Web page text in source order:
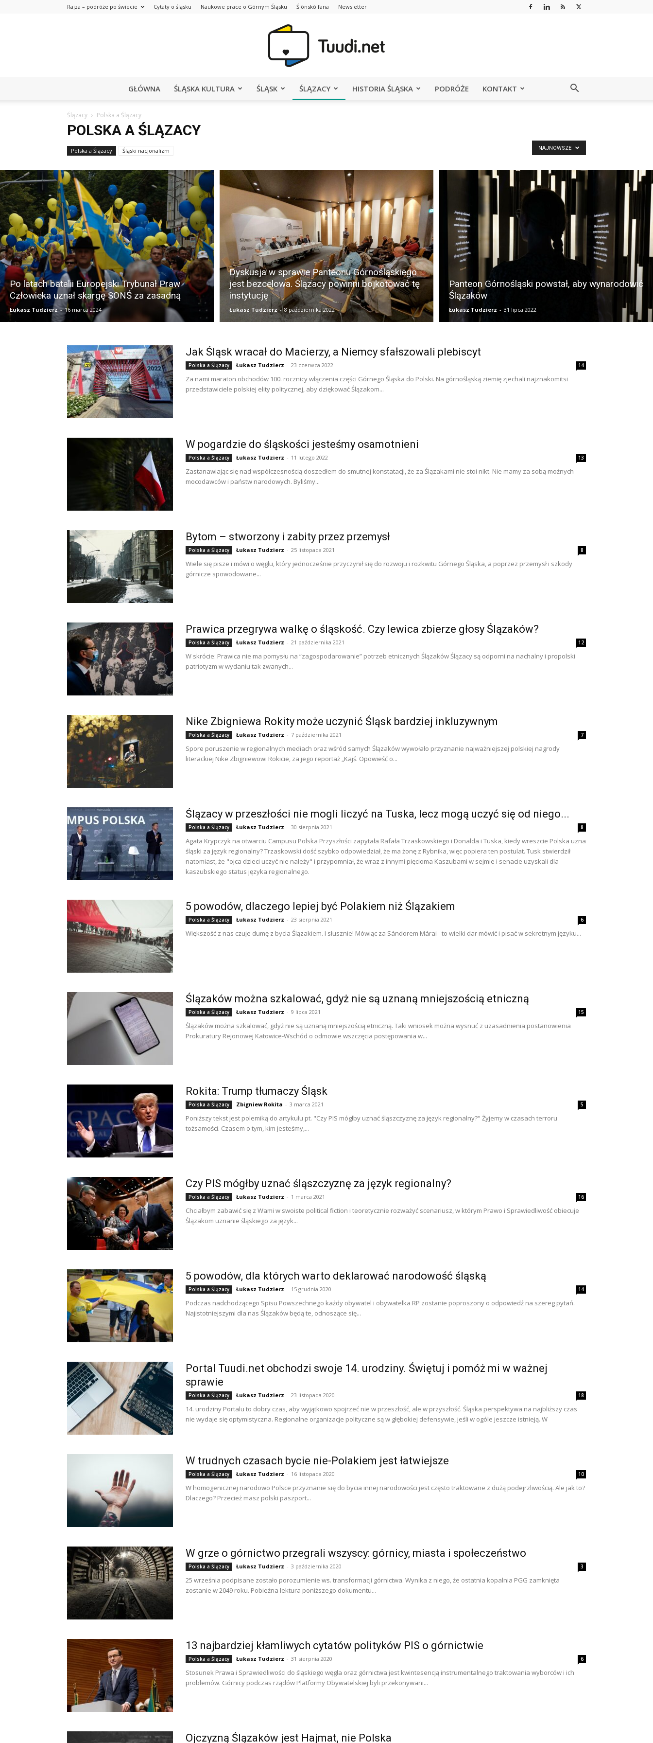
Rajza – podróże po świecie Cytaty o śląsku Naukowe prace o Górnym Śląsku Ślōnskŏ fana Newsletter
Portal
GŁÓWNA ŚLĄSKA KULTURA ŚLĄSK ŚLĄZACY HISTORIA ŚLĄSKA PODRÓŻE KONTAKT
Ślązacy Polska a Ślązacy
POLSKA A ŚLĄZACY
Polska a Ślązacy Śląski nacjonalizm NAJNOWSZE
Po latach batalii Europejski Trybunał Praw
Człowieka uznał skargę SONŚ za zasadną
Łukasz Tudzierz - 16 marca 2024
Dyskusja w sprawie Panteonu Górnośląskiego
jest bezcelowa. Ślązacy powinni bojkotować tę
instytucję
Łukasz Tudzierz - 8 października 2022
Panteon Górnośląski powstał, aby wynarodowić
Ślązaków
Łukasz Tudzierz - 31 lipca 2022
Jak Śląsk wracał do Macierzy, a Niemcy sfałszowali plebiscyt
Polska a Ślązacy Łukasz Tudzierz - 23 czerwca 2022 14
Za nami maraton obchodów 100. rocznicy włączenia części Górnego Śląska do Polski. Na górnośląską ziemię zjechali najznakomitsi
przedstawiciele polskiej elity politycznej, aby dziękować Ślązakom...
W pogardzie do śląskości jesteśmy osamotnieni
Polska a Ślązacy Łukasz Tudzierz - 11 lutego 2022 13
Zastanawiając się nad współczesnością doszedłem do smutnej konstatacji, że za Ślązakami nie stoi nikt. Nie mamy za sobą możnych
mocodawców i państw narodowych. Byliśmy...
Bytom – stworzony i zabity przez przemysł
Polska a Ślązacy Łukasz Tudzierz - 25 listopada 2021 8
Wiele się pisze i mówi o węglu, który jednocześnie przyczynił się do rozwoju i rozkwitu Górnego Śląska, a poprzez przemysł i szkody
górnicze spowodowane...
Prawica przegrywa walkę o śląskość. Czy lewica zbierze głosy Ślązaków?
Polska a Ślązacy Łukasz Tudzierz - 21 października 2021 12
W skrócie: Prawica nie ma pomysłu na “zagospodarowanie” potrzeb etnicznych Ślązaków Ślązacy są odporni na nachalny i propolski
patriotyzm w wydaniu tak zwanych...
Nike Zbigniewa Rokity może uczynić Śląsk bardziej inkluzywnym
Polska a Ślązacy Łukasz Tudzierz - 7 października 2021 7
Spore poruszenie w regionalnych mediach oraz wśród samych Ślązaków wywołało przyznanie najważniejszej polskiej nagrody
literackiej Nike Zbigniewowi Rokicie, za jego reportaż „Kajś. Opowieść o...
Ślązacy w przeszłości nie mogli liczyć na Tuska, lecz mogą uczyć się od niego...
Polska a Ślązacy Łukasz Tudzierz - 30 sierpnia 2021 8
Agata Krypczyk na otwarciu Campusu Polska Przyszłości zapytała Rafała Trzaskowskiego i Donalda i Tuska, kiedy wreszcie Polska uzna
śląski za język regionalny? Trzaskowski dość szybko odpowiedział, że ma żonę z Rybnika, więc popiera ten postulat. Tusk stwierdził
natomiast, że "ojca dzieci uczyć nie należy" i przypomniał, że wraz z innymi pięcioma Kaszubami w sejmie i senacie uzyskali dla
kaszubskiego status języka regionalnego.
5 powodów, dlaczego lepiej być Polakiem niż Ślązakiem
Polska a Ślązacy Łukasz Tudzierz - 23 sierpnia 2021 6
Większość z nas czuje dumę z bycia Ślązakiem. I słusznie! Mówiąc za Sándorem Márai - to wielki dar mówić i pisać w sekretnym języku...
Ślązaków można szkalować, gdyż nie są uznaną mniejszością etniczną
Polska a Ślązacy Łukasz Tudzierz - 9 lipca 2021 15
Ślązaków można szkalować, gdyż nie są uznaną mniejszością etniczną. Taki wniosek można wysnuć z uzasadnienia postanowienia
Prokuratury Rejonowej Katowice-Wschód o odmowie wszczęcia postępowania w...
Rokita: Trump tłumaczy Śląsk
Polska a Ślązacy Zbigniew Rokita - 3 marca 2021 5
Poniższy tekst jest polemiką do artykułu pt. "Czy PIS mógłby uznać śląszczyznę za język regionalny?" Żyjemy w czasach terroru
tożsamości. Czasem o tym, kim jesteśmy,...
Czy PIS mógłby uznać śląszczyznę za język regionalny?
Polska a Ślązacy Łukasz Tudzierz - 1 marca 2021 16
Chciałbym zabawić się z Wami w swoiste political fiction i teoretycznie rozważyć scenariusz, w którym Prawo i Sprawiedliwość obiecuje
Ślązakom uznanie śląskiego za język...
5 powodów, dla których warto deklarować narodowość śląską
Polska a Ślązacy Łukasz Tudzierz - 15 grudnia 2020 14
Podczas nadchodzącego Spisu Powszechnego każdy obywatel i obywatelka RP zostanie poproszony o odpowiedź na szereg pytań.
Najistotniejszymi dla nas Ślązaków będą te, odnoszące się...
Portal Tuudi.net obchodzi swoje 14. urodziny. Świętuj i pomóż mi w ważnej
sprawie
Polska a Ślązacy Łukasz Tudzierz - 23 listopada 2020 18
14. urodziny Portalu to dobry czas, aby wyjątkowo spojrzeć nie w przeszłość, ale w przyszłość. Śląska perspektywa na najbliższy czas
nie wydaje się optymistyczna. Regionalne organizacje polityczne są w głębokiej defensywie, jeśli w ogóle jeszcze istnieją. W
W trudnych czasach bycie nie-Polakiem jest łatwiejsze
Polska a Ślązacy Łukasz Tudzierz - 16 listopada 2020 10
W homogenicznej narodowo Polsce przyznanie się do bycia innej narodowości jest często traktowane z dużą podejrzliwością. Ale jak to?
Dlaczego? Przecież masz polski paszport...
W grze o górnictwo przegrali wszyscy: górnicy, miasta i społeczeństwo
Polska a Ślązacy Łukasz Tudzierz - 3 października 2020 3
25 września podpisane zostało porozumienie ws. transformacji górnictwa. Wynika z niego, że ostatnia kopalnia PGG zamknięta
zostanie w 2049 roku. Pobieżna lektura poniższego dokumentu...
13 najbardziej kłamliwych cytatów polityków PIS o górnictwie
Polska a Ślązacy Łukasz Tudzierz - 31 sierpnia 2020 6
Stosunek Prawa i Sprawiedliwości do śląskiego węgla oraz górnictwa jest kwintesencją instrumentalnego traktowania wyborców i ich
problemów. Górnicy podczas rządów Platformy Obywatelskiej byli przekonywani...
Ojczyzną Ślązaków jest Hajmat, nie Polska